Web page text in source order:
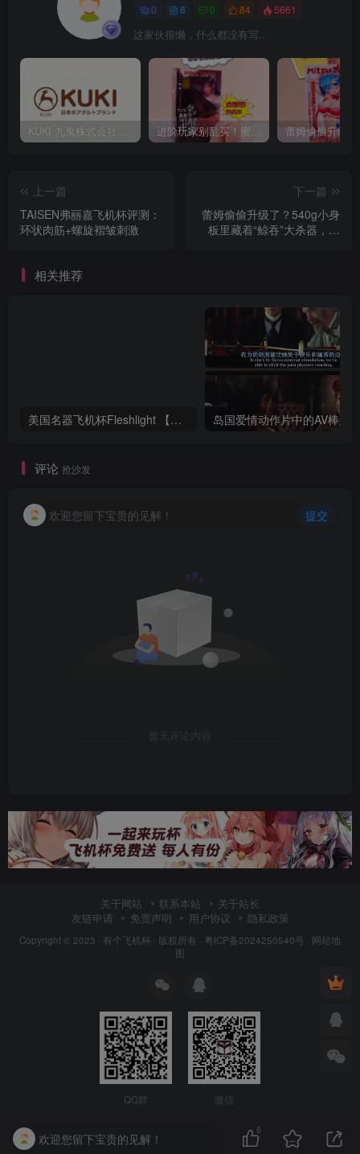
0 8 0 84 5661
这家伙很懒，什么都没有写...
KUKI 九鬼株式会社：日本 AV40 年发展史，从ビニ本到数字点播全见证 进阶玩家别乱买！蜜壶奈子中刺激设计，真的是“刚刚好”吗？
上一篇
TAISEN弗丽嘉飞机杯评测：
环状肉筋+螺旋褶皱刺激
下一篇
蕾姆偷偷升级了？540g小身
板里藏着“鲸吞”大杀器，老
相关推荐
美国名器飞机杯Fleshlight 【Quickshot-Vantage 双头飞机杯】完全评测
评论 抢沙发
欢迎您留下宝贵的见解！ 提交
暂无评论内容
关于网站 联系本站
关于站长
友链申请
免责声明 用户协议 隐私政策
Copyright © 2023 · 有个飞机杯 · 版权所有 · 粤ICP备2024250540号 · 网站地
图
QQ群 微信
欢迎您留下宝贵的见解！
8